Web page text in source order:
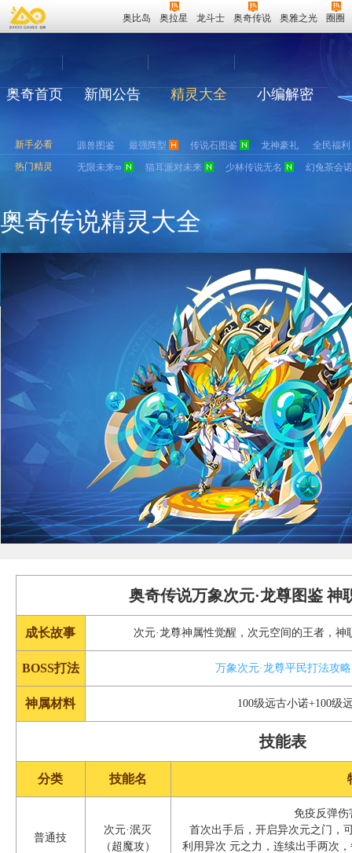
奥比岛 奥拉星 龙斗士 奥奇传说 奥雅之光 圈圈
奥奇首页 新闻公告 精灵大全 小编解密
新手必看 源兽图鉴 最强阵型 传说石图鉴 龙神豪礼
全民福利
热门精灵
无限未来∞ 猫耳派对未来 少林传说无名 幻兔茶会
奥奇传说精灵大全
奥奇传说万象次元·龙尊图鉴 神
成长故事 次元·龙尊神属性觉醒，次元空间的王者，
BOSS打法 万象次元·龙尊平民打法攻
神属材料 100级远古小诺+100级
技能表
分类 技能名
普通技
次元·泯灭
（超魔攻）
免疫反弹
首次出手后，开启异次元之门，
利用异次 元之力，连续出手两次